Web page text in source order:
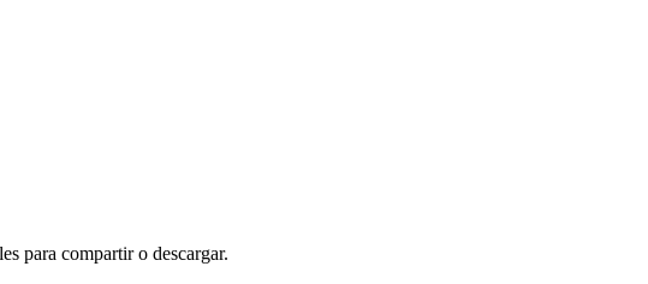
para compartir o descargar.